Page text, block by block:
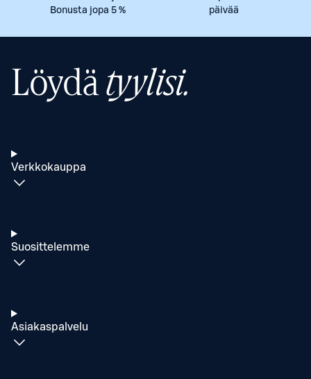
Bonusta jopa 5 %
päivää
Löydätyylisi.
Verkkokauppa
Suosittelemme
Asiakaspalvelu